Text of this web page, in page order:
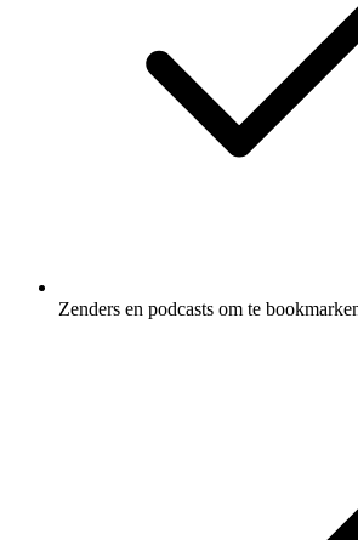
Zenders en podcasts om te